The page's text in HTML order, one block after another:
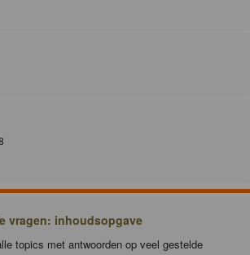
vragen: inhoudsopgave
topics met antwoorden op veel gestelde